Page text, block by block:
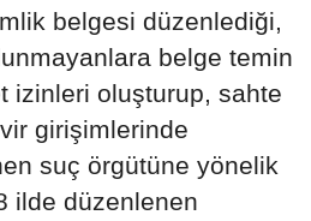
belgesi düzenlediği,
belge temin
izinleri oluşturup, sahte
girişimlerinde
suç örgütüne yönelik
ilde düzenlenen